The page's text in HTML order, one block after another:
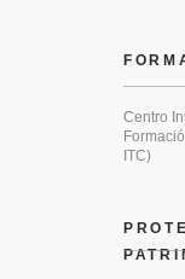
Centro
ITC)